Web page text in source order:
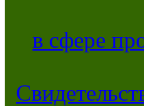
в сфере